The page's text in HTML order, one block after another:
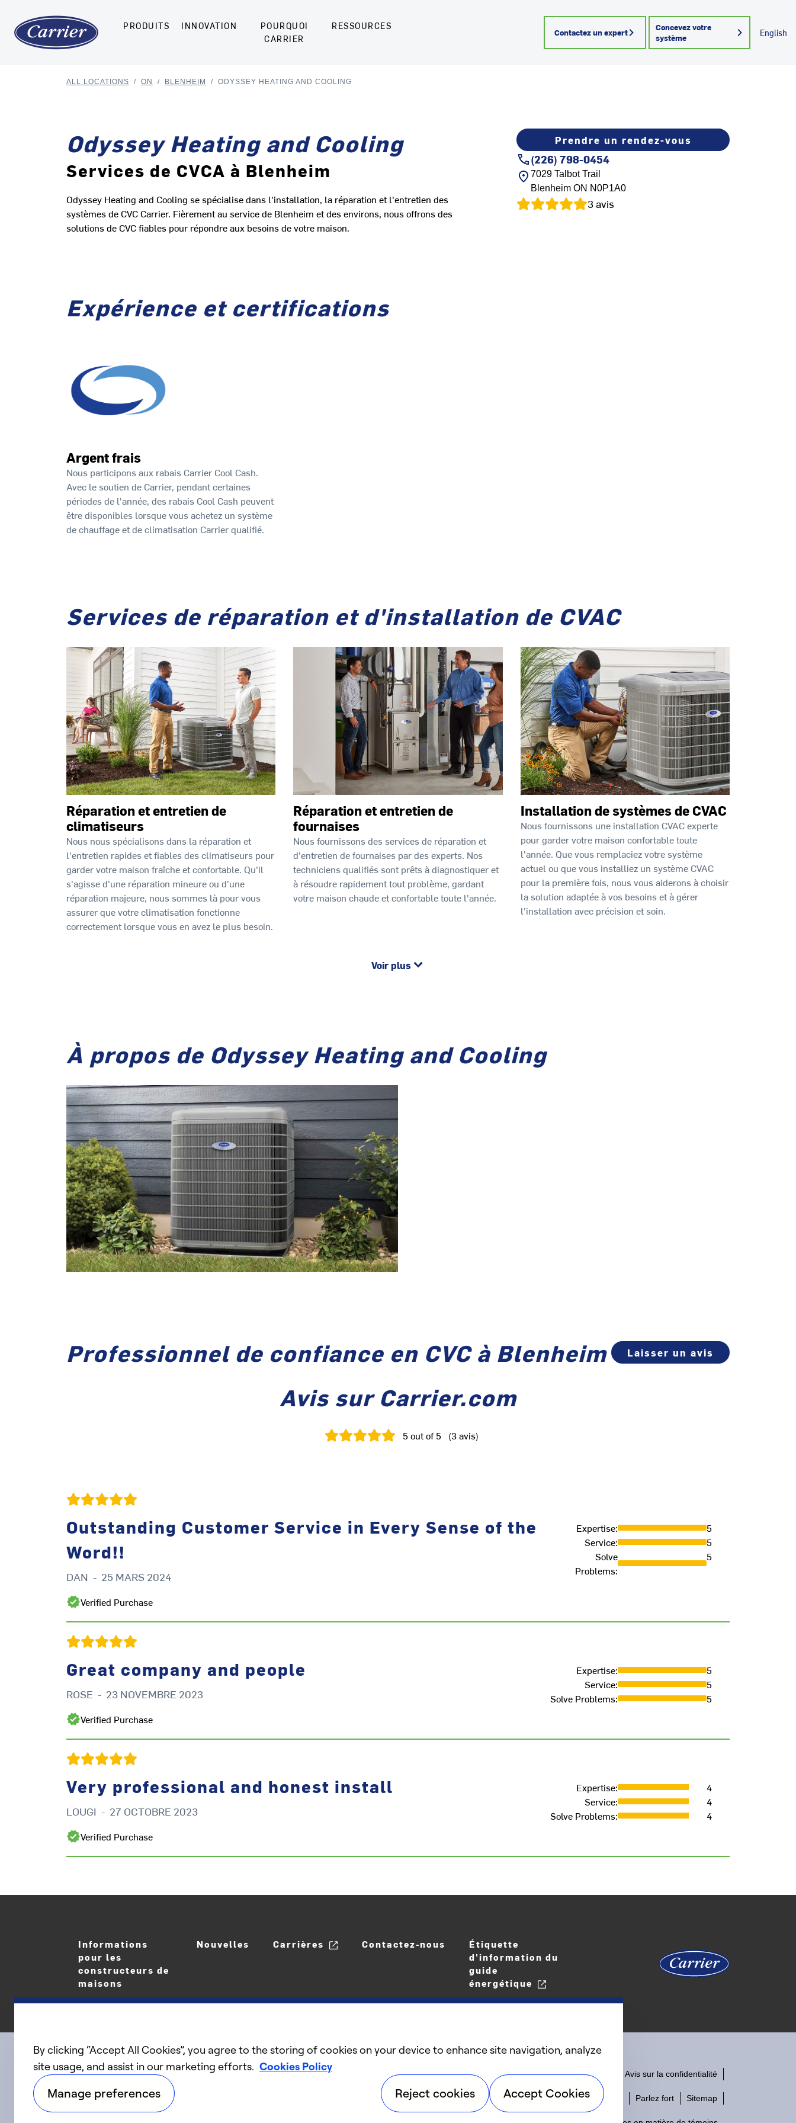
PRODUITS INNOVATION
POURQUOI
CARRIER
RESSOURCES
Contactez un expert
Concevez votre
système
English
ALL LOCATIONS / ON / BLENHEIM / ODYSSEY HEATING AND COOLING
Odyssey Heating and Cooling
Services de CVCA à Blenheim
Odyssey Heating and Cooling se spécialise dans l'installation, la réparation et l'entretien des
systèmes de CVC Carrier. Fièrement au service de Blenheim et des environs, nous offrons des
solutions de CVC fiables pour répondre aux besoins de votre maison.
Prendre un rendez-vous
(226) 798-0454
7029 Talbot Trail
Blenheim ON N0P1A0
3avis
Expérience et certifications
Argent frais
Nous participons aux rabais Carrier Cool Cash.
Avec le soutien de Carrier, pendant certaines
périodes de l'année, des rabais Cool Cash peuvent
être disponibles lorsque vous achetez un système
de chauffage et de climatisation Carrier qualifié.
Services de réparation et d'installation de CVAC
Réparation et entretien de
climatiseurs
Nous nous spécialisons dans la réparation et
l'entretien rapides et fiables des climatiseurs pour
garder votre maison fraîche et confortable. Qu'il
s'agisse d'une réparation mineure ou d'une
réparation majeure, nous sommes là pour vous
assurer que votre climatisation fonctionne
correctement lorsque vous en avez le plus besoin.
Réparation et entretien de
fournaises
Nous fournissons des services de réparation et
d'entretien de fournaises par des experts. Nos
techniciens qualifiés sont prêts à diagnostiquer et
à résoudre rapidement tout problème, gardant
votre maison chaude et confortable toute l'année.
Installation de systèmes de CVAC
Nous fournissons une installation CVAC experte
pour garder votre maison confortable toute
l'année. Que vous remplaciez votre système
actuel ou que vous installiez un système CVAC
pour la première fois, nous vous aiderons à choisir
la solution adaptée à vos besoins et à gérer
l'installation avec précision et soin.
Voir plus
À propos de Odyssey Heating and Cooling
Professionnel de confiance en CVC à Blenheim Laisser un avis
Avis sur Carrier.com
5out of 5 (3avis)
Outstanding Customer Service in Every Sense of the
Word!!
DAN - 25 MARS 2024
Verified Purchase
Expertise:
5
Service:
5
Solve
Problems:
5
Great company and people
ROSE - 23 NOVEMBRE 2023
Verified Purchase
Expertise:
5
Service:
5
Solve Problems: 5
Very professional and honest install
LOUGI - 27 OCTOBRE 2023
Verified Purchase
Expertise:
4
Service:
4
Solve Problems: 4
Informations
pour les
constructeurs de
maisons
Nouvelles Carrières Contactez-nous
Étiquette
d'information du
guide
énergétique
linkedIntwitter
©2025 Carrier. Tous droits réservés. Accessibilité Avis sur la confidentialité
Conditions d'utilisation Parlez fort Sitemap
By clicking “Accept All Cookies”, you agree to the storing of cookies on your device to enhance site navigation, analyze
site usage, and assist in our marketing efforts. Cookies Policy
Manage preferences Reject cookies Accept Cookies